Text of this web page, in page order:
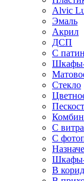
Alvic
Эмаль
Акрил
ДСП
С
Шкафы-
Стекло
С
С
Шкафы-
В